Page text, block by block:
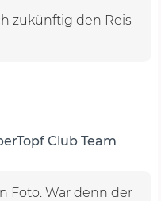
zukünftig den Reis
Club Team
Foto. War denn der